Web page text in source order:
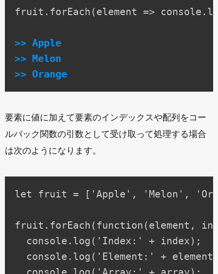
fruit.forEach(element =>
>> Apple
>> Melon
>> Orange
要素に値に加えて要素のインデックスや配列をコー
ルバック関数の引数として受け取って処理する場合
は次のようになります。
let fruit = ['Apple', 'Melon',
fruit.forEach(function(element,
  console.log('Index:' + index);
console.log('Element:' +